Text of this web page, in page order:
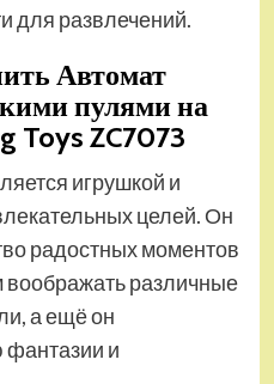
для развлечений.
Автомат
пулями на
Toys ZC7073
игрушкой и
целей. Он
радостных моментов
воображать различные
а ещё он
фантазии и